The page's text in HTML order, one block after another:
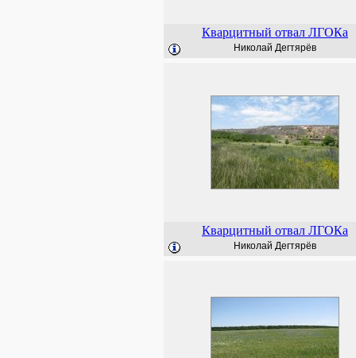
Кварцитный отвал ЛГОКа
Николай Дегтярёв
Кварцитный отвал ЛГОКа
Николай Дегтярёв